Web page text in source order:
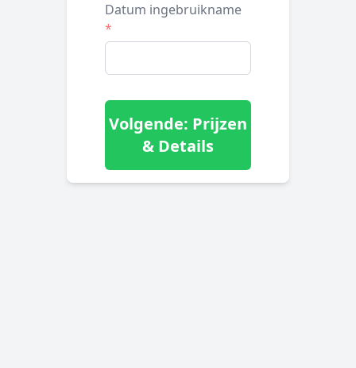
Datum ingebruikname
*
Volgende: Prijzen
& Details